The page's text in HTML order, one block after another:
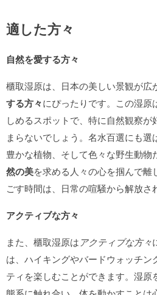
適した方々
自然を愛する方々
櫃取湿原は、日本の美しい景観が広
する方々にぴったりです。この湿原
しめるスポットで、特に自然観察が
まらないでしょう。名水百選にも選
豊かな植物、そして色々な野生動物
然の美を求める人々の心を掴んで離
ごす時間は、日常の喧騒から解放さ
アクティブな方々
また、櫃取湿原は アクティブな方々
は、ハイキングやバードウォッチ
ティを楽しむことができます。湿原